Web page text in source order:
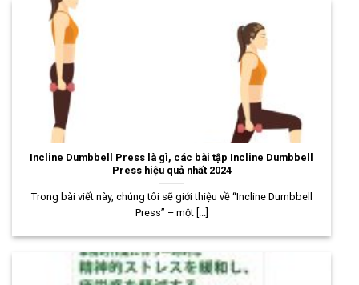
Incline Dumbbell Press là gì, các bài tập Incline Dumbbell
Press hiệu quả nhất 2024
Trong bài viết này, chúng tôi sẽ giới thiệu về “Incline Dumbbell
Press” – một [...]